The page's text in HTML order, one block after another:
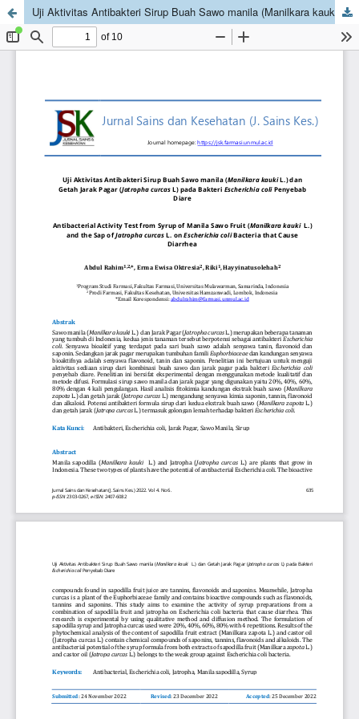
Uji Aktivitas Antibakteri Sirup Buah Sawo manila (Manilkara kauki L.) dan Getah Jarak Pagar (Jatropha curcas L) pada Bakteri Escherichia coli Penyebab Diare